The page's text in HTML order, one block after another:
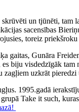
un tjūnēti,
sacensības
toreiz
gaitas, Gunāra
biju visdedzīgāk
uzkrāt
1995.gadā
Take it such,